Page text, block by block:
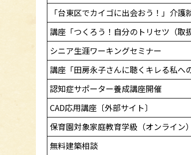
「台東区でカイゴに出会おう！」介護
講座「つくろう！自分のトリセツ（取
シニア生涯ワーキングセミナー
講座「田房永子さんに聴くキレる私へ
認知症サポーター養成講座開催
CAD応用講座〔外部サイト〕
保育園対象家庭教育学級（オンライン）
無料建築相談